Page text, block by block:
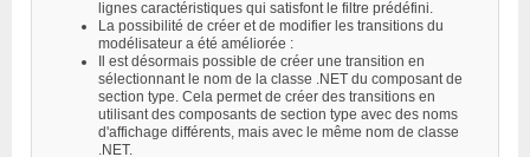
lignes caractéristiques qui satisfont le filtre prédéfini.
La possibilité de créer et de modifier les transitions du
modélisateur a été améliorée :
Il est désormais possible de créer une transition en
sélectionnant le nom de la classe .NET du composant de
section type. Cela permet de créer des transitions en
utilisant des composants de section type avec des noms
d'affichage différents, mais avec le même nom de classe
.NET.